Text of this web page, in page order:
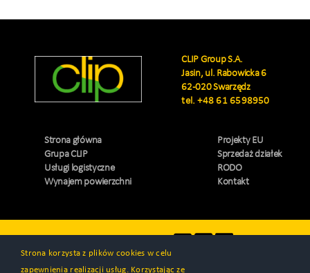
CLIP Group S.A.
Jasin, ul. Rabowicka 6
62-020 Swarzędz
tel.+48 61 6598950
Strona główna
Grupa CLIP
Usługi logistyczne
Wynajem powierzchni
Projekty EU
Sprzedaż działek
RODO
Kontakt
Strona korzysta z plików cookies w celu
zapewnienia realizacji usług. Korzystając ze